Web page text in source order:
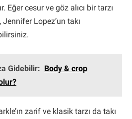
Eğer cesur ve göz alıcı bir tarzı
Lopez’un takı
Gidebilir: Body & crop
zarif ve klasik tarzı da takı